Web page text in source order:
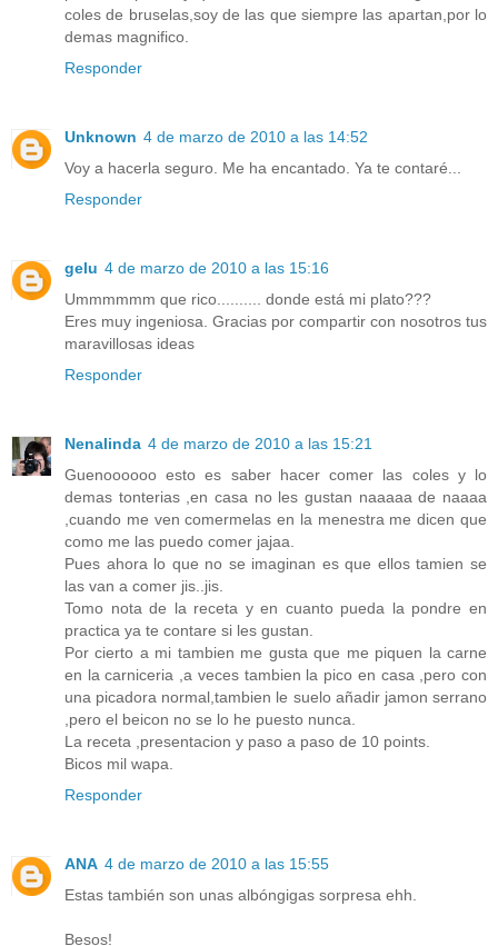
coles de bruselas,soy de las que siempre las apartan,por lo
demas magnifico.
Responder
Unknown 4 de marzo de 2010 a las 14:52
Voy a hacerla seguro. Me ha encantado. Ya te contaré...
Responder
gelu 4 de marzo de 2010 a las 15:16
Ummmmmm que rico.......... donde está mi plato???
Eres muy ingeniosa. Gracias por compartir con nosotros tus
maravillosas ideas
Responder
Nenalinda 4 de marzo de 2010 a las 15:21
Guenoooooo esto es saber hacer comer las coles y lo
demas tonterias ,en casa no les gustan naaaaa de naaaa
,cuando me ven comermelas en la menestra me dicen que
como me las puedo comer jajaa.
Pues ahora lo que no se imaginan es que ellos tamien se
las van a comer jis..jis.
Tomo nota de la receta y en cuanto pueda la pondre en
practica ya te contare si les gustan.
Por cierto a mi tambien me gusta que me piquen la carne
en la carniceria ,a veces tambien la pico en casa ,pero con
una picadora normal,tambien le suelo añadir jamon serrano
,pero el beicon no se lo he puesto nunca.
La receta ,presentacion y paso a paso de 10 points.
Bicos mil wapa.
Responder
ANA 4 de marzo de 2010 a las 15:55
Estas también son unas albóngigas sorpresa ehh.
Besos!